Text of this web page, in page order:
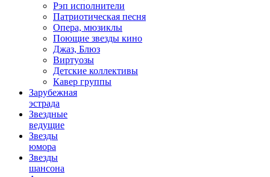
Рэп исполнители
Патриотическая песня
Опера, мюзиклы
Поющие звезды кино
Джаз, Блюз
Виртуозы
Детские коллективы
Кавер группы
Зарубежная
эстрада
Звездные
ведущие
Звезды
юмора
Звезды
шансона